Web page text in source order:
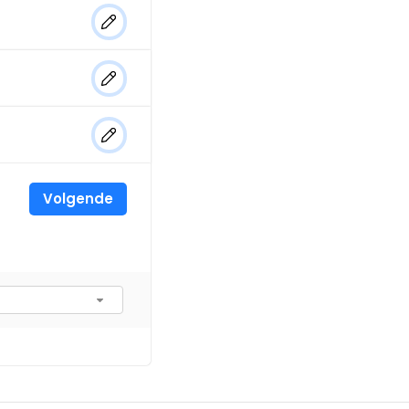
Volgende